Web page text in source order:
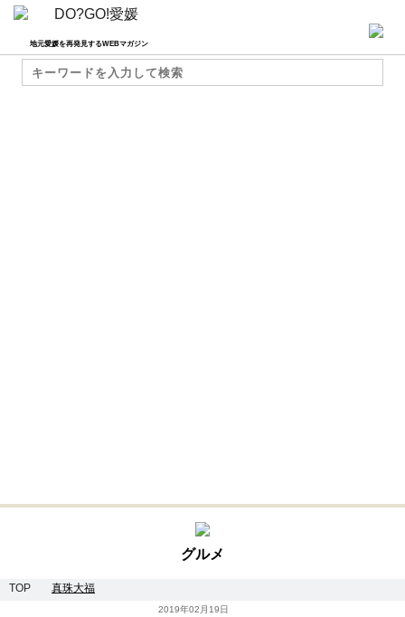
地元愛媛を再発見するWEBマガジン
グルメ
TOP 真珠大福
2019年02月19日